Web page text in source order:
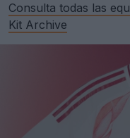
Consulta todas las
Kit Archive